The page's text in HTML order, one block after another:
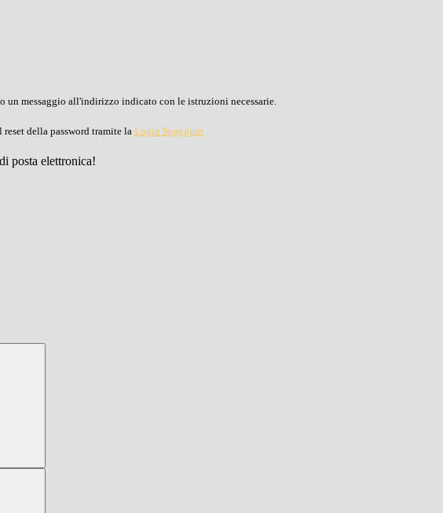
un messaggio all'indirizzo indicato con le istruzioni necessarie.
della password tramite la Login Spaggiari
posta elettronica!